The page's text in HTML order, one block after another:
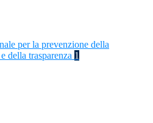
per la prevenzione della
della trasparenza 1